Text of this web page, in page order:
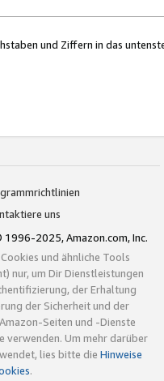
und Ziffern in das
uns
1996-2025, Amazon.com, Inc.
und ähnliche Tools
nur, um Dir Dienstleistungen
der Erhaltung
der Sicherheit und der
Seiten und -Dienste
verwenden. Um mehr darüber
lies bitte die Hinweise
.